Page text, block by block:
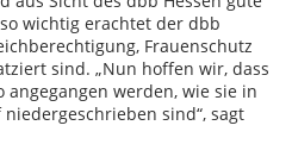
wichtig erachtet der dbb
Frauenschutz
sind. „Nun hoffen wir, dass
angegangen werden, wie sie in
sind“, sagt